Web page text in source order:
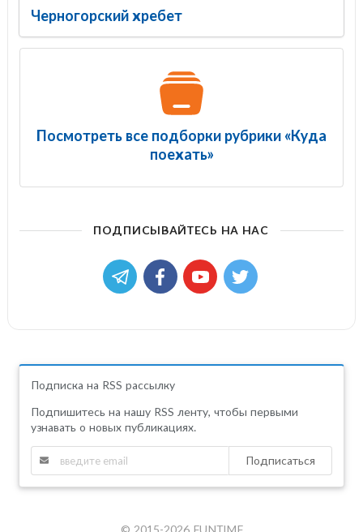
Черногорский хребет
Посмотреть все подборки рубрики «Куда
поехать»
ПОДПИСЫВАЙТЕСЬ НА НАС
Подписка на RSS рассылку
Подпишитесь на нашу RSS ленту, чтобы первыми
узнавать о новых публикациях.
Подписаться